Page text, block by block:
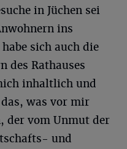
in Jüchen sei
ins
sich auch die
des Rathauses
inhaltlich und
was vor mir
der vom Unmut der
und